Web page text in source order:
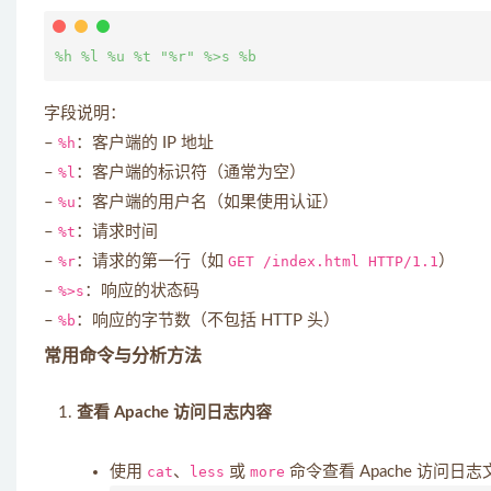
字段说明：
– %h ：客户端的 IP 地址
– %l ：客户端的标识符（通常为空）
– %u ：客户端的用户名（如果使用认证）
– %t ：请求时间
– %r：请求的第一行（如 GET /index.html HTTP/1.1）
– %>s ：响应的状态码
– %b ：响应的字节数（不包括 HTTP 头）
常用命令与分析方法
查看 Apache 访问日志内容
使用 cat、 less 或 more 命令查看 Apache 访问日志